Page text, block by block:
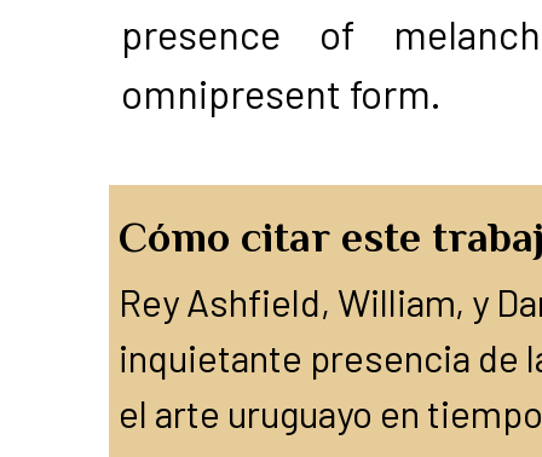
presence of
omnipresent form.
Cómo citar este
Rey Ashfield, William, y
inquietante presencia de
el arte uruguayo en